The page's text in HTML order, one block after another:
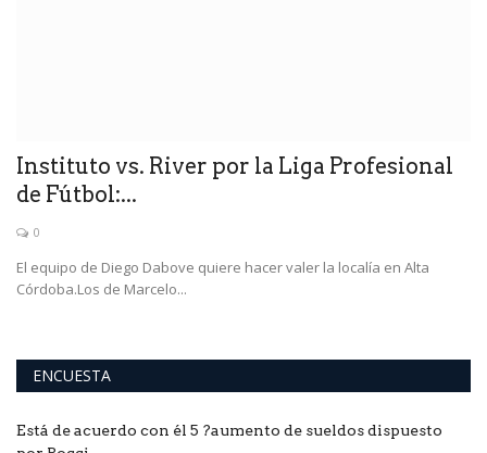
Instituto vs. River por la Liga Profesional
de Fútbol:...
0
El equipo de Diego Dabove quiere hacer valer la localía en Alta
Córdoba.Los de Marcelo...
ENCUESTA
Está de acuerdo con él 5 ?aumento de sueldos dispuesto